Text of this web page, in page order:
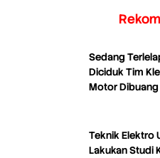
Sedang
Diciduk Tim
Motor
Teknik Elektro
Lakukan Studi